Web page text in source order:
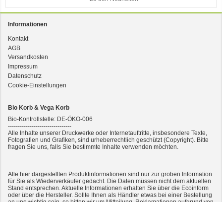
3er-SET Bio Sticks Soft (weiche Hundeleckerli) Huhn 150g Dog's Love
Informationen
Kontakt
AGB
Versandkosten
Impressum
Datenschutz
Cookie-Einstellungen
Bio Korb & Vega Korb
Bio-Kontrollstelle: DE-ÖKO-006
--------------------------------
Alle Inhalte unserer Druckwerke oder Internetauftritte, insbesondere Texte,
Fotografien und Grafiken, sind urheberrechtlich geschützt (Copyright). Bitte
fragen Sie uns, falls Sie bestimmte Inhalte verwenden möchten.
Alle hier dargestellten Produktinformationen sind nur zur groben Information
für Sie als Wiederverkäufer gedacht. Die Daten müssen nicht dem aktuellen
Stand entsprechen. Aktuelle Informationen erhalten Sie über die Ecoinform
oder über die Hersteller. Sollte Ihnen als Händler etwas bei einer Bestellung